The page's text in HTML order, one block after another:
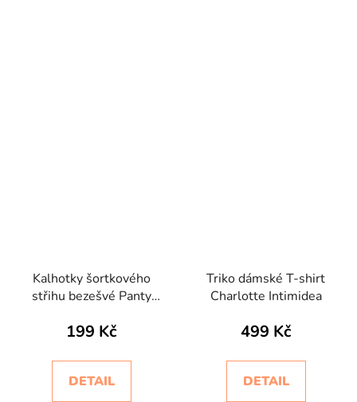
Kalhotky šortkového
střihu bezešvé Panty
199 Kč
DETAIL
Triko dámské T-shirt
Charlotte Intimidea
499 Kč
DETAIL